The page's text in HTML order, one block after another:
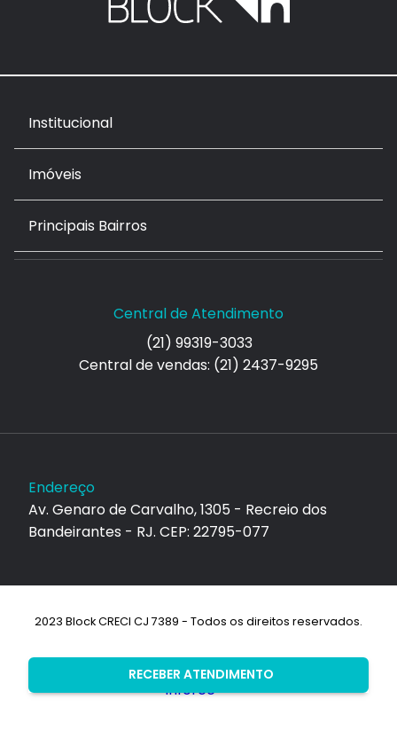
RECEBER ATENDIMENTO
Institucional
Imóveis
Principais Bairros
Central de Atendimento
(21) 99319-3033
Central de vendas: (21) 2437-9295
Endereço
Av. Genaro de Carvalho, 1305 - Recreio dos
Bandeirantes - RJ. CEP: 22795-077
2023 Block CRECI CJ 7389 - Todos os direitos reservados.